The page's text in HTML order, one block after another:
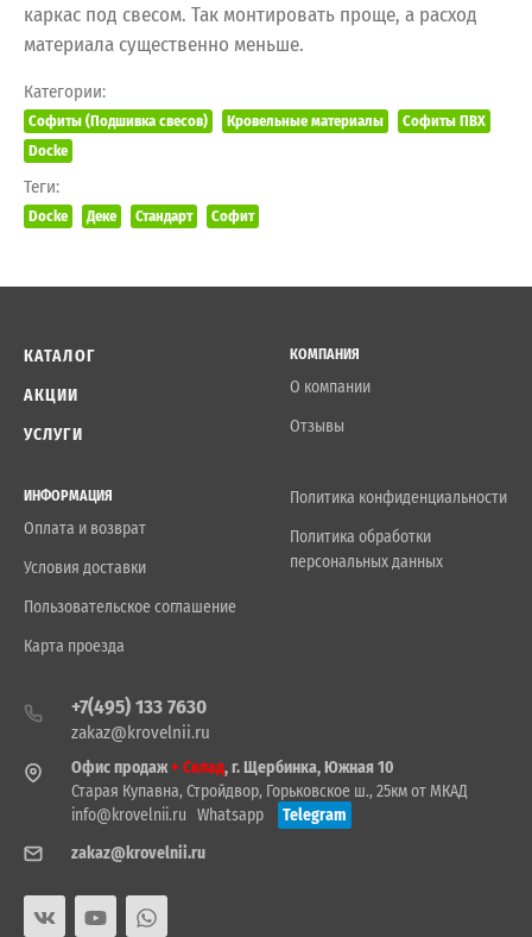
каркас под свесом. Так монтировать проще, а расход
материала существенно меньше.
Категории:
Софиты (Подшивка свесов) Кровельные материалы
Софиты ПВХ
Docke
Теги:
Docke Деке Стандарт Софит
КАТАЛОГ
АКЦИИ
УСЛУГИ
КОМПАНИЯ
О компании
Отзывы
ИНФОРМАЦИЯ
Оплата и возврат
Условия доставки
Пользовательское соглашение
Карта проезда
Политика конфиденциальности
Политика обработки
персональных данных
+7(495) 133 7630
zakaz@krovelnii.ru
Офис продаж+ Склад, г. Щербинка, Южная 10
Старая Купавна, Стройдвор, Горьковское ш., 25км от МКАД
info@krovelnii.ru Whatsapp
Telegram
zakaz@krovelnii.ru